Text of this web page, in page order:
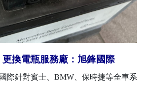
換電瓶服務廠：旭鋒國際
際針對賓士、BMW、保時捷等全車系